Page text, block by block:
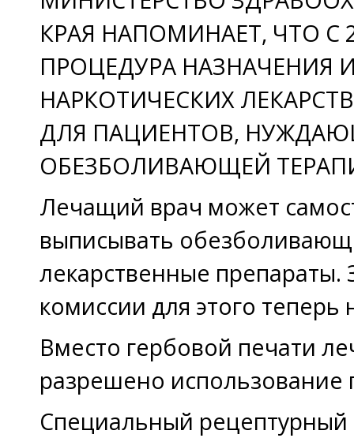
КРАЯ НАПОМИНАЕТ, ЧТО С
ПРОЦЕДУРА НАЗНАЧЕНИЯ
НАРКОТИЧЕСКИХ
ДЛЯ ПАЦИЕНТОВ,
ОБЕЗБОЛИВАЮЩЕЙ
Лечащий врач может
выписывать
лекарственные
комиссии для этого теперь
Вместо гербовой печати
разрешено использование
Специальный рецептурный